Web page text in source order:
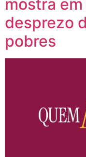
mostra
desprezo
pobres